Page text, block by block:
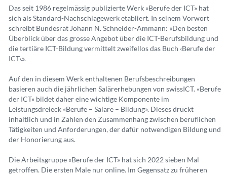
Das seit 1986 regelmässig publizierte Werk «Berufe der ICT» hat
sich als Standard-Nachschlagewerk etabliert. In seinem Vorwort
schreibt Bundesrat Johann N. Schneider-Ammann: «Den besten
Überblick über das grosse Angebot über die ICT-Berufsbildung und
die tertiäre ICT-Bildung vermittelt zweifellos das Buch ‹Berufe der
ICT›.».
Auf den in diesem Werk enthaltenen Berufsbeschreibungen
basieren auch die jährlichen Salärerhebungen von swissICT. «Berufe
der ICT» bildet daher eine wichtige Komponente im
Leistungsdreieck «Berufe – Saläre – Bildung». Dieses drückt
inhaltlich und in Zahlen den Zusammenhang zwischen beruflichen
Tätigkeiten und Anforderungen, der dafür notwendigen Bildung und
der Honorierung aus.
Die Arbeitsgruppe «Berufe der ICT» hat sich 2022 sieben Mal
getroffen. Die ersten Male nur online. Im Gegensatz zu früheren